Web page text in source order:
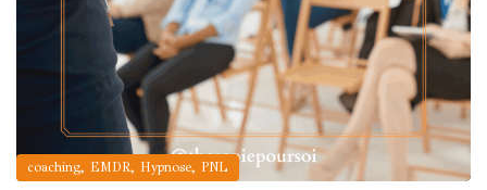
coaching, EMDR, Hypnose, PNL